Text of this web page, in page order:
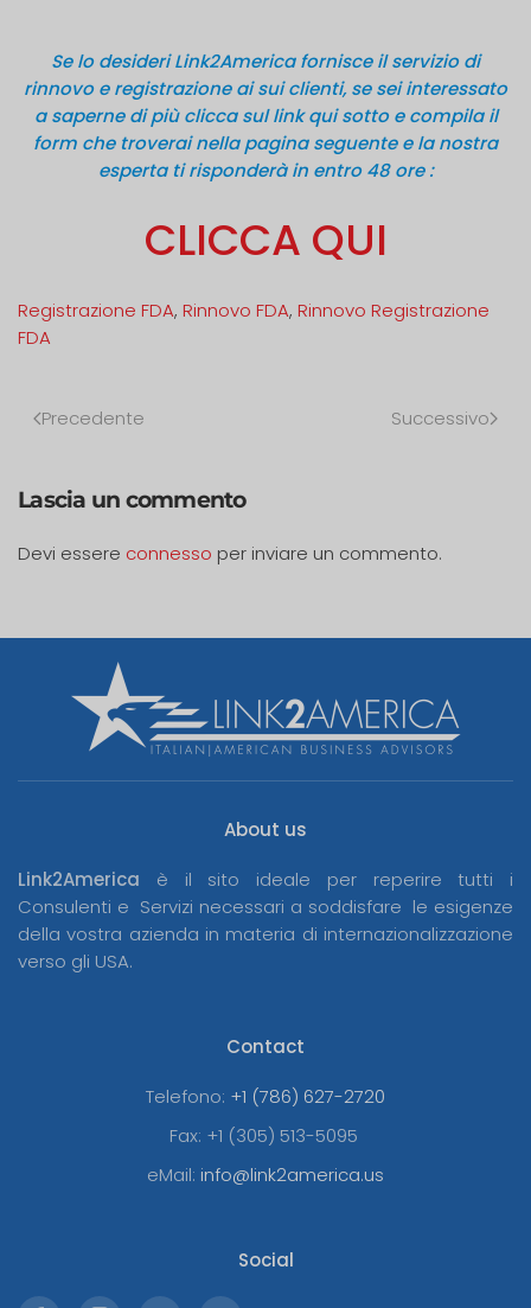
Se lo desideri Link2America fornisce il servizio di
rinnovo e registrazione ai sui clienti, se sei interessato
a saperne di più clicca sul link qui sotto e compila il
form che troverai nella pagina seguente e la nostra
esperta ti risponderà in entro 48 ore :
CLICCA QUI
Registrazione FDA, Rinnovo FDA, Rinnovo Registrazione
FDA
Precedente Successivo
Lascia un commento
Devi essere connesso per inviare un commento.
About us
Link2America è il sito ideale per reperire tutti i
Consulenti e Servizi necessari a soddisfare le esigenze
della vostra azienda in materia di internazionalizzazione
verso gli USA.
Contact
Telefono: +1 (786) 627-2720
Fax: +1 (305) 513-5095
eMail: info@link2america.us
Social